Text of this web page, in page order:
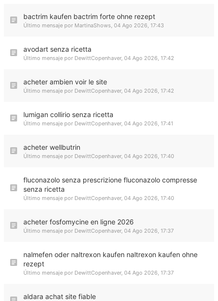
bactrim kaufen bactrim forte ohne rezept
Último mensaje por MartinaShows, 04 Ago 2026, 17:43
avodart senza ricetta
Último mensaje por DewittCopenhaver, 04 Ago 2026, 17:42
acheter ambien voir le site
Último mensaje por DewittCopenhaver, 04 Ago 2026, 17:42
lumigan collirio senza ricetta
Último mensaje por DewittCopenhaver, 04 Ago 2026, 17:41
acheter wellbutrin
Último mensaje por DewittCopenhaver, 04 Ago 2026, 17:40
fluconazolo senza prescrizione fluconazolo compresse
senza ricetta
Último mensaje por DewittCopenhaver, 04 Ago 2026, 17:40
acheter fosfomycine en ligne 2026
Último mensaje por DewittCopenhaver, 04 Ago 2026, 17:37
nalmefen oder naltrexon kaufen naltrexon kaufen ohne
rezept
Último mensaje por DewittCopenhaver, 04 Ago 2026, 17:37
aldara achat site fiable